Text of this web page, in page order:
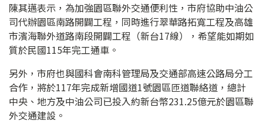
陳其邁表示，為加強園區聯外交通便利性，市府協助中油公
司代辦園區南路開闢工程，同時進行翠華路拓寬工程及高雄
市濱海聯外道路南段開闢工程（新台17線），希望能如期如
質於民國115年完工通車。
另外，市府也與國科會南科管理局及交通部高速公路局分工
合作，將於117年完成新增國道1號園區匝道聯絡道，總計
中央、地方及中油公司已投入約新台幣231.25億元於園區聯
外交通建設。